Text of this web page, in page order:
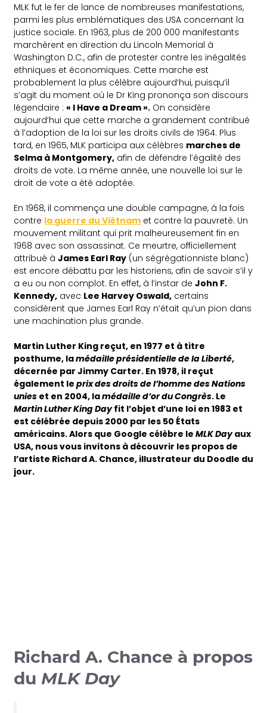
MLK fut le fer de lance de nombreuses manifestations,
parmi les plus emblématiques des USA concernant la
justice sociale. En 1963, plus de 200 000 manifestants
marchèrent en direction du Lincoln Memorial à
Washington D.C., afin de protester contre les inégalités
ethniques et économiques. Cette marche est
probablement la plus célèbre aujourd’hui, puisqu’il
s’agit du moment où le Dr King prononça son discours
légendaire :« I Have a Dream ». On considère
aujourd’hui que cette marche a grandement contribué
à l’adoption de la loi sur les droits civils de 1964. Plus
tard, en 1965, MLK participa aux célèbres marches de
Selma à Montgomery, afin de défendre l’égalité des
droits de vote. La même année, une nouvelle loi sur le
droit de vote a été adoptée.
En 1968, il commença une double campagne, à la fois
contre la guerre du Viêtnam et contre la pauvreté. Un
mouvement militant qui prit malheureusement fin en
1968 avec son assassinat. Ce meurtre, officiellement
attribué àJames Earl Ray (un ségrégationniste blanc)
est encore débattu par les historiens, afin de savoir s’il y
a eu ou non complot. En effet, à l’instar deJohn F.
Kennedy, avec Lee Harvey Oswald, certains
considèrent que James Earl Ray n’était qu’un pion dans
une machination plus grande.
Martin Luther King reçut, en 1977 et à titre
posthume, lamédaille présidentielle de la Liberté,
décernée par Jimmy Carter. En 1978, il reçut
également leprix des droits de l’homme des Nations
unies et en 2004, lamédaille d’or du Congrès. Le
Martin Luther King Dayfit l’objet d’une loi en 1983 et
est célébrée depuis 2000 par les 50 États
américains. Alors que Google célèbre leMLK Dayaux
USA, nous vous invitons à découvrir les propos de
l’artiste Richard A. Chance, illustrateur du Doodle du
jour.
Richard A. Chance à propos
du MLK Day